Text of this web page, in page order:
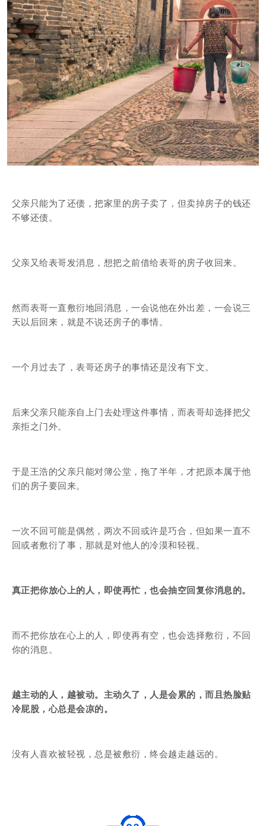
父亲只能为了还债，把家里的房子卖了，但卖掉房子的钱还
不够还债。
父亲又给表哥发消息，想把之前借给表哥的房子收回来。
然而表哥一直敷衍地回消息，一会说他在外出差，一会说三
天以后回来，就是不说还房子的事情。
一个月过去了，表哥还房子的事情还是没有下文。
后来父亲只能亲自上门去处理这件事情，而表哥却选择把父
亲拒之门外。
于是王浩的父亲只能对簿公堂，拖了半年，才把原本属于他
们的房子要回来。
一次不回可能是偶然，两次不回或许是巧合，但如果一直不
回或者敷衍了事，那就是对他人的冷漠和轻视。
真正把你放心上的人，即使再忙，也会抽空回复你消息的。
而不把你放在心上的人，即使再有空，也会选择敷衍，不回
你的消息。
越主动的人，越被动。主动久了，人是会累的，而且热脸贴
冷屁股，心总是会凉的。
没有人喜欢被轻视，总是被敷衍，终会越走越远的。